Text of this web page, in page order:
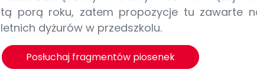
tą porą roku, zatem propozycje tu zawarte
letnich dyżurów w przedszkolu.
Posłuchaj fragmentów piosenek